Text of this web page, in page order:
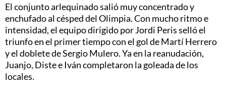
El conjunto arlequinado salió muy concentrado y
enchufado al césped del Olimpia. Con mucho ritmo e
intensidad, el equipo dirigido por Jordi Peris selló el
triunfo en el primer tiempo con el gol de Martí Herrero
y el doblete de Sergio Mulero. Ya en la reanudación,
Juanjo, Diste e Iván completaron la goleada de los
locales.